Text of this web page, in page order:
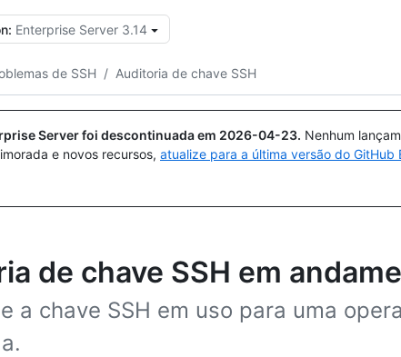
Enterprise Server 3.14
de SSH / Auditoria de chave SSH
Server foi descontinuada em 2026-04-23. Nenhum
e novos recursos, atualize para a última versão do GitHub
de chave SSH em
a chave SSH em uso para uma